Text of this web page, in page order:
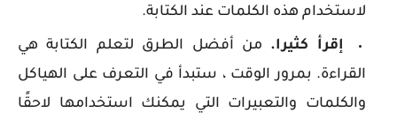
لاستخدام هذه الكلمات عند الكتابة.
إقرأ كثيرا. من أفضل الطرق لتعلم الكتابة هي
القراءة. بمرور الوقت ، ستبدأ في التعرف على الهياكل
والكلمات والتعبيرات التي يمكنك استخدامها لاحقًا